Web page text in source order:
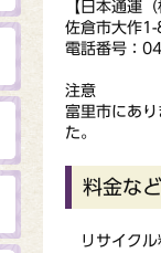
【日本通運
佐倉市大作1-
電話番号：
注意
富里市にあ
た。
料金など
リサイクル